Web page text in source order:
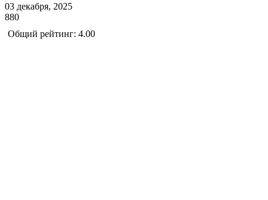
03 декабря, 2025
880
Общий рейтинг: 4.00